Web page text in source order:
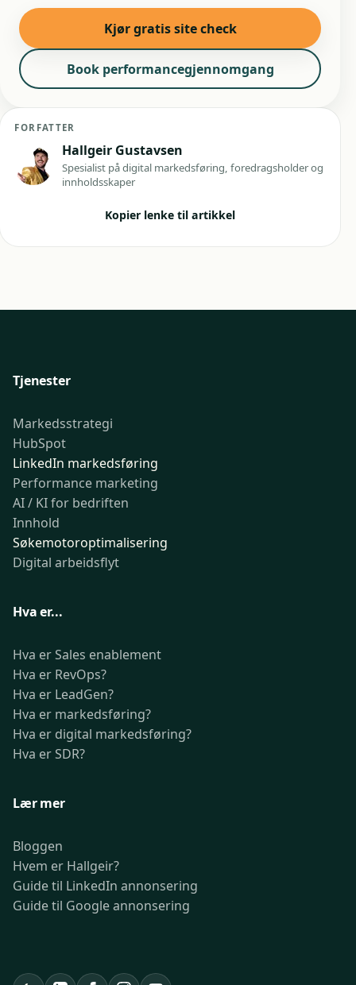
Kjør gratis site check
Book performancegjennomgang
FORFATTER
Hallgeir Gustavsen
Spesialist på digital markedsføring, foredragsholder og
innholdsskaper
Kopier lenke til artikkel
Tjenester
Markedsstrategi
HubSpot
LinkedIn markedsføring
Performance marketing
AI / KI for bedriften
Innhold
Søkemotoroptimalisering
Digital arbeidsflyt
Hva er...
Hva er Sales enablement
Hva er RevOps?
Hva er LeadGen?
Hva er markedsføring?
Hva er digital markedsføring?
Hva er SDR?
Lær mer
Bloggen
Hvem er Hallgeir?
Guide til LinkedIn annonsering
Guide til Google annonsering